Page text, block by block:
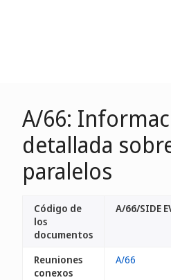
A/66:
detallada
paralelos
Código de
los
documentos
A/66/SIDE
Reuniones
conexos
A/66